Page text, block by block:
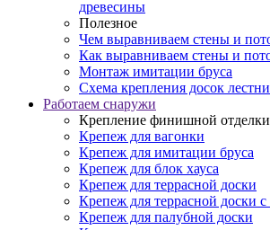
древесины
Полезное
Чем выравниваем стены и
Как выравниваем стены и
Монтаж имитации бруса
Схема крепления досок
Работаем снаружи
Крепление финишной отделки
Крепеж для вагонки
Крепеж для имитации бруса
Крепеж для блок хауса
Крепеж для террасной доски
Крепеж для террасной доски с
Крепеж для палубной доски